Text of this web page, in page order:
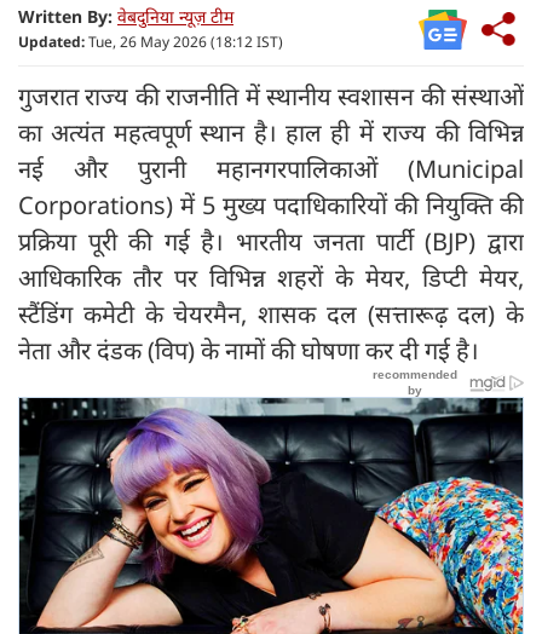
Written By: वेबदुनिया न्यूज़ टीम
Updated:Tue, 26 May 2026 (18:12 IST)
गुजरात राज्य की राजनीति में स्थानीय स्वशासन की संस्थाओं
का अत्यंत महत्वपूर्ण स्थान है। हाल ही में राज्य की विभिन्न
नई और पुरानी महानगरपालिकाओं (Municipal
Corporations) में 5 मुख्य पदाधिकारियों की नियुक्ति की
प्रक्रिया पूरी की गई है। भारतीय जनता पार्टी (BJP) द्वारा
आधिकारिक तौर पर विभिन्न शहरों के मेयर, डिप्टी मेयर,
स्टैंडिंग कमेटी के चेयरमैन, शासक दल (सत्तारूढ़ दल) के
नेता और दंडक (विप) के नामों की घोषणा कर दी गई है।